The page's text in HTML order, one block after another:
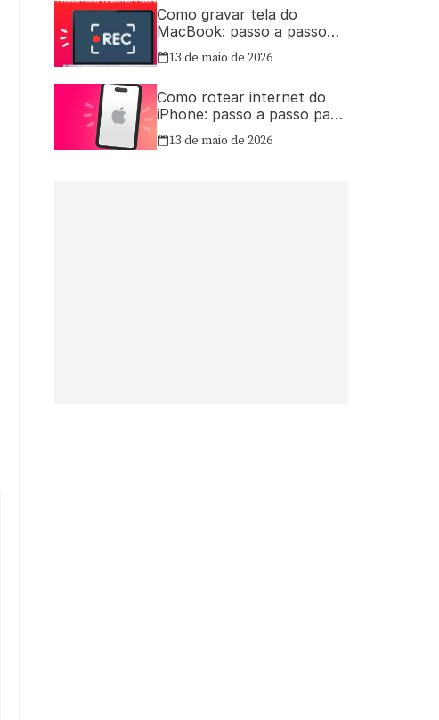
Como gravar tela do
MacBook: passo a passo
simples
13 de maio de 2026
Como rotear internet do
iPhone: passo a passo para
compartilhar a conexão
13 de maio de 2026